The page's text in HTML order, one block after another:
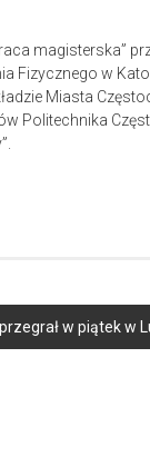
magisterska”
Fizycznego w
Miasta
Politechnika
w piątek w